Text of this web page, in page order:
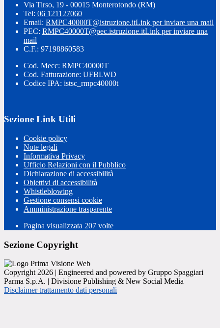
Via Tirso, 19 - 00015 Monterotondo (RM)
Tel: 06 121127060
Email: RMPC40000T@istruzione.itLink per inviare una mail
PEC: RMPC40000T@pec.istruzione.itLink per inviare una
mail
C.F.: 97198860583
Cod. Mecc: RMPC40000T
Cod. Fatturazione: UFBLWD
Codice IPA: istsc_rmpc40000t
Sezione Link Utili
Cookie policy
Note legali
Informativa Privacy
Ufficio Relazioni con il Pubblico
Dichiarazione di accessibilità
Obiettivi di accessibilità
Whistleblowing
Gestione consensi cookie
Amministrazione trasparente
Pagina visualizzata 207 volte
Sezione Copyright
Copyright 2026 | Engineered and powered by Gruppo Spaggiari
Parma S.p.A. | Divisione Publishing & New Social Media
Disclaimer trattamento dati personali